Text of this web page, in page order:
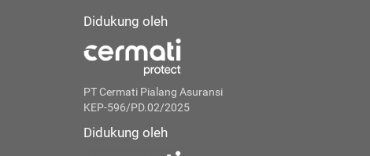
Didukung oleh
PT Cermati Pialang Asuransi
KEP-596/PD.02/2025
Didukung oleh